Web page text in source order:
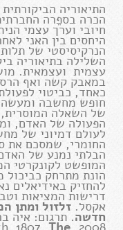
התיאוריה
הכרה בספֵרה
חיובי וערך עצמי
היחסים בין האני
הנרקיסיסטי של
השלילה בתיאוריה
עצמית ועצמאית.
במאבק קשה ואף
כאחד, כביטוי
חופש מחשבה
של השאלה
הפעולה של האדם,
לעולם דמיוני של
החומרי, שמסכם את
הבלתי נמנע של
המופשט לקונקרטי
הונת מתרחק כביכול
להחזיק באידיאלים
דרישות המציאות
אקסל. זלזול ומתן
חדשה.תרגום: איה